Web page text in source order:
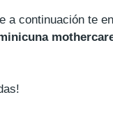
a continuación te